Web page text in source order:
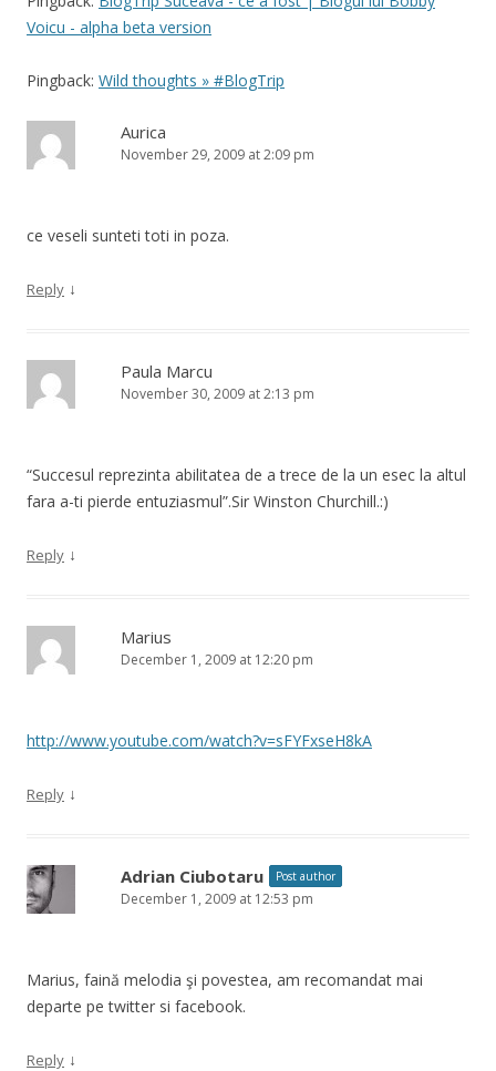
Voicu - alpha beta version
Pingback: Wild thoughts » #BlogTrip
Aurica
November 29, 2009 at 2:09 pm
ce veseli sunteti toti in poza.
Reply ↓
Paula Marcu
November 30, 2009 at 2:13 pm
“Succesul reprezinta abilitatea de a trece de la un esec la altul
fara a-ti pierde entuziasmul”.Sir Winston Churchill.:)
Reply ↓
Marius
December 1, 2009 at 12:20 pm
http://www.youtube.com/watch?v=sFYFxseH8kA
Reply ↓
Adrian Ciubotaru Post author
December 1, 2009 at 12:53 pm
Marius, faină melodia şi povestea, am recomandat mai
departe pe twitter si facebook.
Reply ↓